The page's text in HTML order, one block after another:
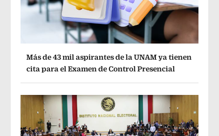
Más de 43 mil aspirantes de la UNAM ya tienen
cita para el Examen de Control Presencial